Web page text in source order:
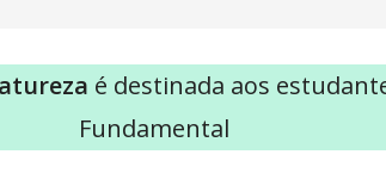
é destinada aos
Fundamental